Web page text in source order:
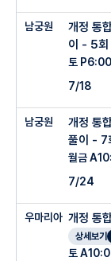
남궁원
개정 통
이 - 5회
토
7/18
남궁원
개정 통
풀이 - 7
월금
7/24
우마리아 개정 통
상세보기
토